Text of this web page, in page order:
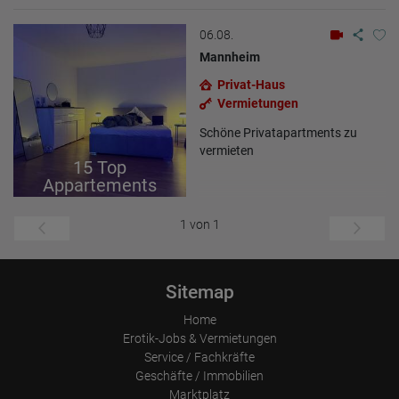
15 Top
Appartements
06.08.
Mannheim
Privat-Haus
Vermietungen
Schöne Privatapartments zu
vermieten
1 von 1
Sitemap
Home
Erotik-Jobs & Vermietungen
Service / Fachkräfte
Geschäfte / Immobilien
Marktplatz